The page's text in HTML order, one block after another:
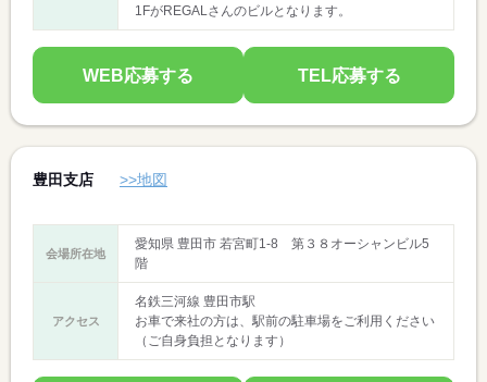
1FがREGALさんのビルとなります。
WEB応募する TEL応募する
豊田支店 >>地図
会場所在地
愛知県 豊田市 若宮町1-8 第３８オーシャンビル5
階
アクセス
名鉄三河線 豊田市駅
お車で来社の方は、駅前の駐車場をご利用ください
（ご自身負担となります）